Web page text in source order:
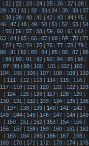
| 21 | 22| 23| 24| 25| 26| 27| 28|
29 | 30 | 31 | 32 | 33 | 34 | 35 | 36 | 37
| 38| 39| 40| 41 | 42| 43| 44| 45|
46 | 47 | 48 | 49 | 50 | 51 | 52 | 53 | 54
| 55| 56| 57| 58| 59| 60| 61 | 62|
63 | 64 | 65 | 66 | 67 | 68 | 69 | 70 | 71
| 72| 73| 74| 75| 76| 77| 78| 79|
80 | 81 | 82 | 83 | 84 | 85 | 86 | 87 | 88
| 89| 90| 91 | 92| 93| 94| 95| 96|
97 | 98 | 99 | 100 | 101 | 102 | 103 |
104 | 105 | 106 | 107 | 108 | 109 | 110
| 111 | 112| 113| 114| 115| 116|
117 | 118 | 119 | 120 | 121 | 122 | 123
| 124| 125| 126| 127| 128| 129|
130 | 131 | 132 | 133 | 134 | 135 | 136
| 137| 138| 139| 140| 141 | 142|
143 | 144 | 145 | 146 | 147 | 148 | 149
| 150| 151 | 152| 153| 154| 155|
156 | 157 | 158 | 159 | 160 | 161 | 162
| 163| 164| 165| 166| 167| 168|
169 | 170 | 171 | 172 | 173 | 174 | 175